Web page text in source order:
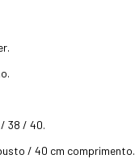
38 / 40.
/ 40 cm comprimento.